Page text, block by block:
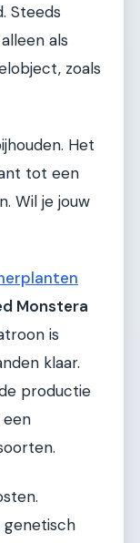
Steeds
als
zoals
Het
tot een
Wil je jouw
Monstera
is
klaar.
productie
genetisch